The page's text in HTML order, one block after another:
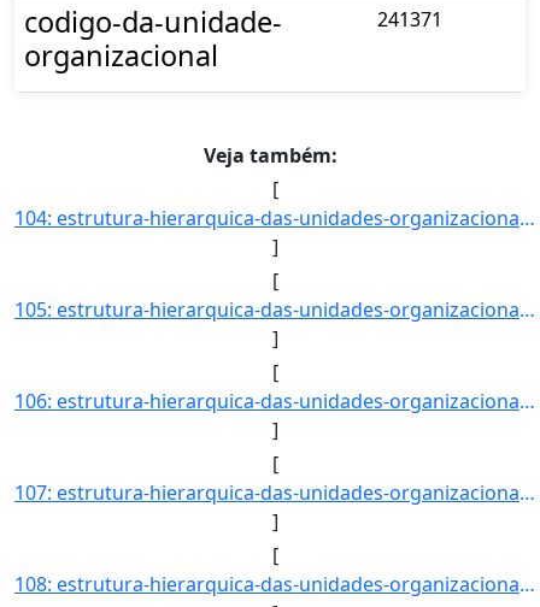
codigo-da-unidade-
organizacional
241371
Veja também:
[
104: estrutura-hierarquica-das-unidades-organizacionais-localizadas-na-reitoria-do-ifmg-Coordenadoria_de_]
]
[
105: estrutura-hierarquica-das-unidades-organizacionais-localizadas-na-reitoria-do-ifmg-Coordenadoria_do_]
]
[
106: estrutura-hierarquica-das-unidades-organizacionais-localizadas-na-reitoria-do-ifmg-Campus_Congonhas_]
]
[
107: estrutura-hierarquica-das-unidades-organizacionais-localizadas-na-reitoria-do-ifmg-Diretoria_de_Admi]
]
[
108: estrutura-hierarquica-das-unidades-organizacionais-localizadas-na-reitoria-do-ifmg-Coordenadoria_de_]